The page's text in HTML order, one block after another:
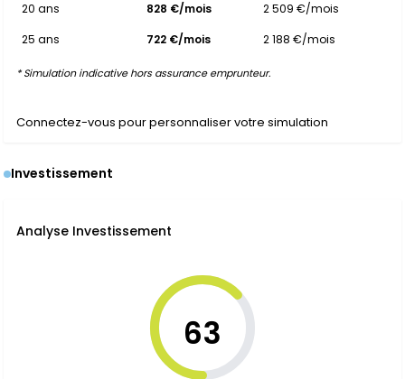
20 ans
828 €/mois
2 509 €/mois
25 ans
722 €/mois 2 188 €/mois
* Simulation indicative hors assurance emprunteur.
Connectez-vous pour personnaliser votre simulation
Investissement
Analyse Investissement
63